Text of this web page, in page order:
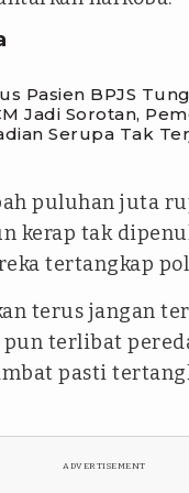
Pasien BPJS
Jadi Sorotan,
Serupa Tak
puluhan juta
kerap tak
tertangkap
terus jangan
pun terlibat
pasti
ADVERTISEMENT